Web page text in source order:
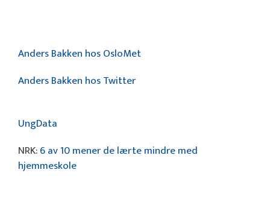
Anders Bakken hos OsloMet
Anders Bakken hos Twitter
UngData
NRK:6 av 10 mener de lærte mindre med
hjemmeskole